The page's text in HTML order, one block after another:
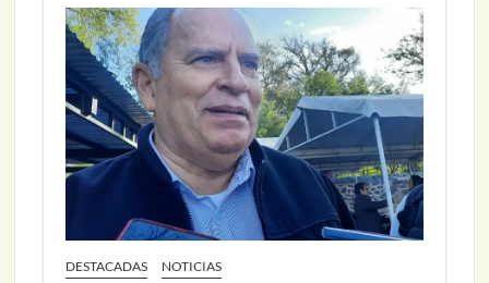
DESTACADAS NOTICIAS